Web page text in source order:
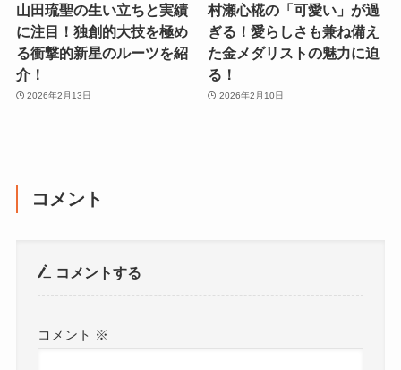
山田琉聖の生い立ちと実績
に注目！独創的大技を極め
る衝撃的新星のルーツを紹
介！
2026年2月13日
村瀬心椛の「可愛い」が過
ぎる！愛らしさも兼ね備え
た金メダリストの魅力に迫
る！
2026年2月10日
コメント
コメントする
コメント ※